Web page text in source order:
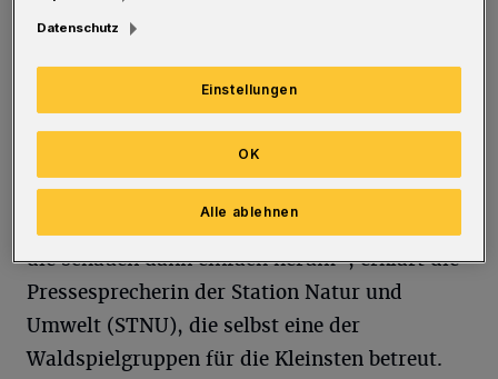
Waldspielgruppen der Einrichtung, bei denen
ein- bis dreijährige Kinder mit ihren Eltern
das Gelände, die Tiere und Pflanzen erkunden.
Umweltbildung beginnt früh, berichtet
Kornelia Heger-Wegmann. „Manche der
die schauen dann einfach herum“, erklärt die
Pressesprecherin der Station Natur und
Umwelt (STNU), die selbst eine der
Waldspielgruppen für die Kleinsten betreut.
Datenschutz
Einstellungen
Alle ablehnen
OK